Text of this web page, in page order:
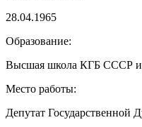
28.04.1965
Образование:
Высшая школа КГБ СССР
Место работы:
Депутат Государственной